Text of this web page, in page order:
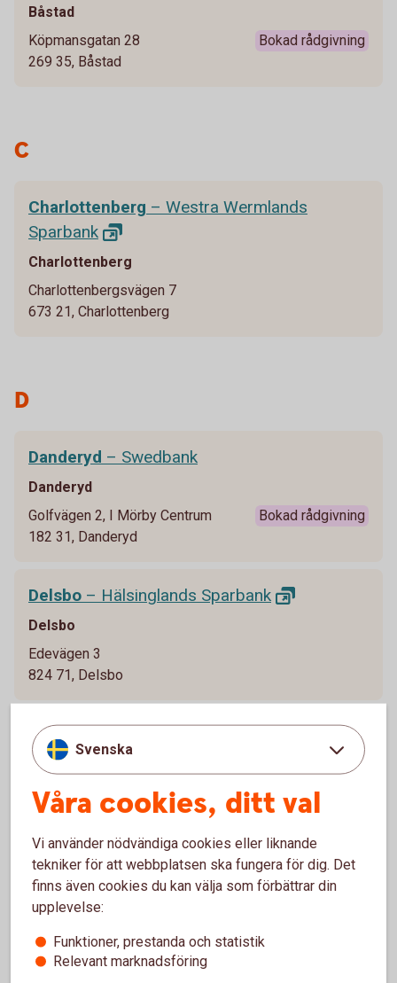
Båstad
Köpmansgatan 28
269 35, Båstad
Bokad rådgivning
C
Charlottenberg – Westra Wermlands
Sparbank
Charlottenberg
Charlottenbergsvägen 7
673 21, Charlottenberg
D
Danderyd – Swedbank
Danderyd
Golfvägen 2, I Mörby Centrum
182 31, Danderyd
Bokad rådgivning
Delsbo – Hälsinglands Sparbank
Delsbo
Edevägen 3
824 71, Delsbo
Djurås
Gagnef
Södra Industrivägen 8
785 61, Djurås
Ed – DalslandsSparbank
Svenska
Våra cookies, ditt val
Vi använder nödvändiga cookies eller liknande
tekniker för att webbplatsen ska fungera för dig. Det
finns även cookies du kan välja som förbättrar din
upplevelse:
Funktioner, prestanda och statistik
Relevant marknadsföring